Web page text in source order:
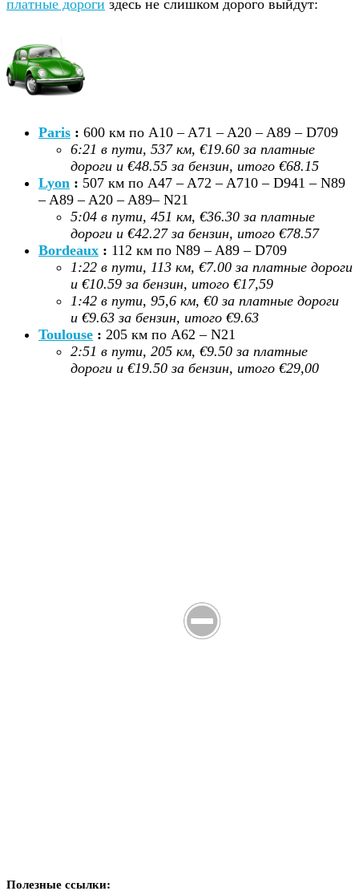
платные дороги здесь не слишком дорого выйдут:
Paris : 600 км по A10 – A71 – A20 – A89 – D709
6:21 в пути, 537 км, €19.60 за платные
дороги и €48.55 за бензин, итого €68.15
Lyon : 507 км по A47 – A72 – A710 – D941 – N89
– A89 – A20 – A89– N21
5:04 в пути, 451 км, €36.30 за платные
дороги и €42.27 за бензин, итого €78.57
Bordeaux : 112 км по N89 – A89 – D709
1:22 в пути, 113 км, €7.00 за платные дороги
и €10.59 за бензин, итого €17,59
1:42 в пути, 95,6 км, €0 за платные дороги
и €9.63 за бензин, итого €9.63
Toulouse : 205 км по A62 – N21
2:51 в пути, 205 км, €9.50 за платные
дороги и €19.50 за бензин, итого €29,00
Полезные ссылки: